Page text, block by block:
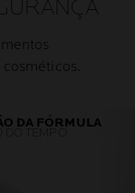
DA FÓRMULA
DO TEMPO